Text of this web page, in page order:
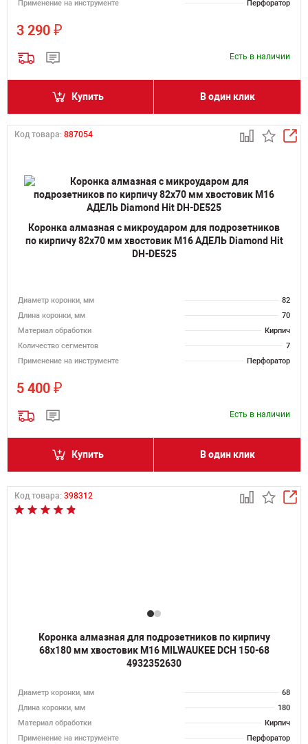
Применение на инструменте Перфоратор
3 290 ₽
Есть в наличии
Купить В один клик
Код товара: 887054
Коронка алмазная с микроударом для подрозетников
по кирпичу 82х70 мм хвостовик M16 АДЕЛЬ Diamond Hit
DH-DE525
Диаметр коронки, мм
82
Длина коронки, мм
70
Материал обработки
Кирпич
Количество сегментов
7
Применение на инструменте
Перфоратор
5 400 ₽
Есть в наличии
Купить В один клик
Код товара: 398312
Коронка алмазная для подрозетников по кирпичу
68х180 мм хвостовик M16 MILWAUKEE DCH 150-68
4932352630
Диаметр коронки, мм
68
Длина коронки, мм
180
Материал обработки
Кирпич
Применение на инструменте
Перфоратор